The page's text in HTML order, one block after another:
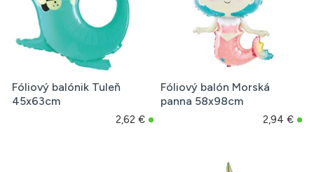
Fóliový balónik Tuleň
45x63cm
2,62 €
Fóliový balón Morská
panna 58x98cm
2,94 €